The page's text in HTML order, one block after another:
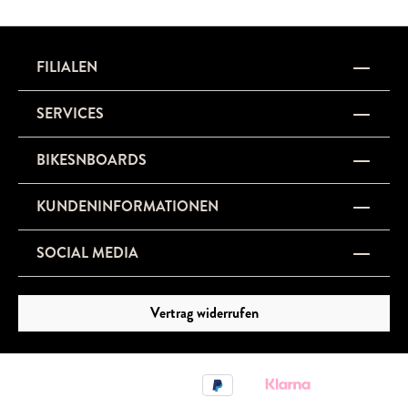
FILIALEN
SERVICES
BIKESNBOARDS
KUNDENINFORMATIONEN
SOCIAL MEDIA
Vertrag widerrufen